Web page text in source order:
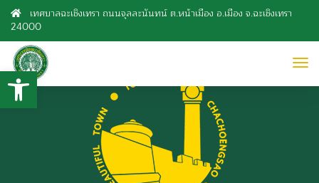
เทศบาลฉะเชิงเทรา ถนนจุลละนันทน์ ต.หน้าเมือง อ.เมือง จ.ฉะเชิงเทรา
24000
Open toolbar